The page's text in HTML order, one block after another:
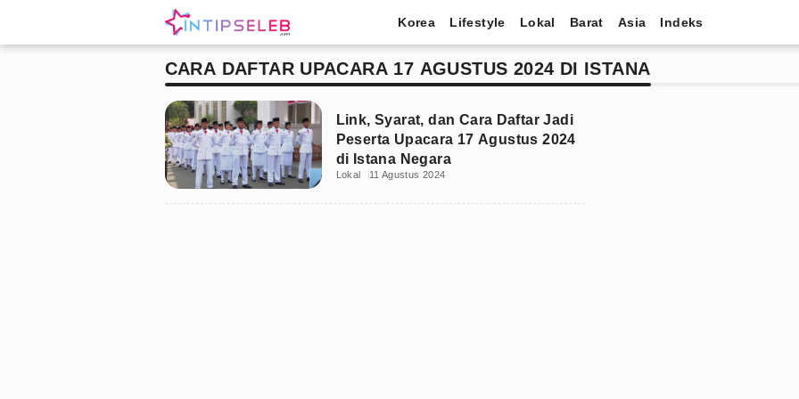
Korea Lifestyle Lokal Barat Asia Indeks
CARA DAFTAR UPACARA 17 AGUSTUS 2024 DI ISTANA
Link, Syarat, dan Cara Daftar Jadi
Peserta Upacara 17 Agustus 2024
di Istana Negara
Lokal 11 Agustus 2024